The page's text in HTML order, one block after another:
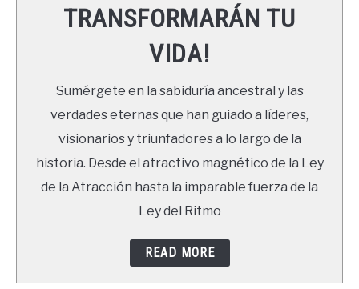
RECURSOS
NEWSLETTER
TRANSFORMARÁN TU
VIDA!
Sumérgete en la sabiduría ancestral y las
verdades eternas que han guiado a líderes,
visionarios y triunfadores a lo largo de la
historia. Desde el atractivo magnético de la Ley
de la Atracción hasta la imparable fuerza de la
Ley del Ritmo
READ MORE